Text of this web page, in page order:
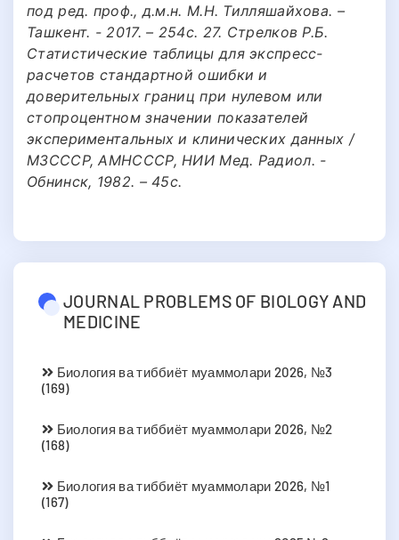
под ред. проф., д.м.н. М.Н. Тилляшайхова. –
Ташкент. - 2017. – 254с. 27. Стрелков Р.Б.
Статистические таблицы для экспресс-
расчетов стандартной ошибки и
доверительных границ при нулевом или
стопроцентном значении показателей
экспериментальных и клинических данных /
МЗСССР, АМНСССР, НИИ Мед. Радиол. -
Обнинск, 1982. – 45с.
JOURNAL PROBLEMS OF BIOLOGY AND
MEDICINE
Биология ва тиббиёт муаммолари 2026, №3
(169)
Биология ва тиббиёт муаммолари 2026, №2
(168)
Биология ва тиббиёт муаммолари 2026, №1
(167)